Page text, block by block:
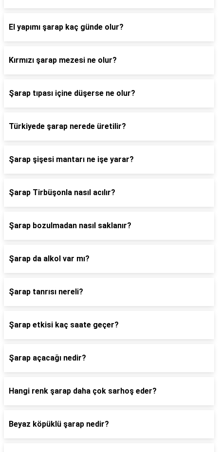
El yapımı şarap kaç günde olur?
Kırmızı şarap mezesi ne olur?
Şarap tıpası içine düşerse ne olur?
Türkiyede şarap nerede üretilir?
Şarap şişesi mantarı ne işe yarar?
Şarap Tirbüşonla nasıl acılır?
Şarap bozulmadan nasıl saklanır?
Şarap da alkol var mı?
Şarap tanrısı nereli?
Şarap etkisi kaç saate geçer?
Şarap açacağı nedir?
Hangi renk şarap daha çok sarhoş eder?
Beyaz köpüklü şarap nedir?